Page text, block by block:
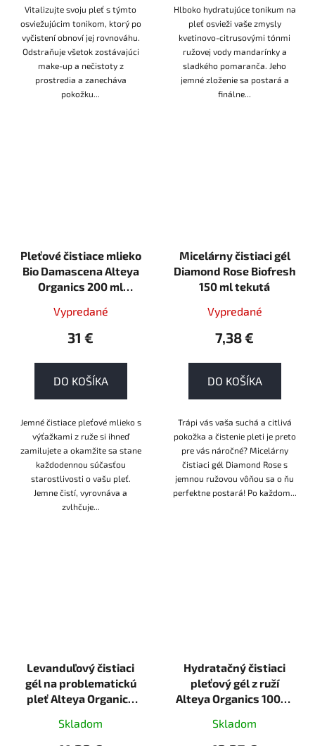
Vitalizujte svoju pleť s týmto
osviežujúcim tonikom, ktorý po
vyčistení obnoví jej rovnováhu.
Odstraňuje všetok zostávajúci
make-up a nečistoty z
prostredia a zanecháva
pokožku...
Hlboko hydratujúce tonikum na
pleť osvieži vaše zmysly
kvetinovo-citrusovými tónmi
ružovej vody mandarínky a
sladkého pomaranča. Jeho
jemné zloženie sa postará a
finálne...
Pleťové čistiace mlieko
Bio Damascena Alteya
Organics 200 ml
Vypredané
31 €
DO KOŠÍKA
Jemné čistiace pleťové mlieko s
výťažkami z ruže si ihneď
zamilujete a okamžite sa stane
každodennou súčasťou
starostlivosti o vašu pleť.
Jemne čistí, vyrovnáva a
zvlhčuje...
Micelárny čistiaci gél
Diamond Rose Biofresh
150 ml tekutá
Vypredané
7,38 €
DO KOŠÍKA
Trápi vás vaša suchá a citlivá
pokožka a čistenie pleti je preto
pre vás náročné? Micelárny
čistiaci gél Diamond Rose s
jemnou ružovou vôňou sa o ňu
perfektne postará! Po každom...
Levanduľový čistiaci
gél na problematickú
pleť Alteya Organics
Skladom
Hydratačný čistiaci
pleťový gél z ruží
Alteya Organics 100ml
Skladom